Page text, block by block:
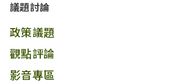
議題討論
政策議題
觀點評論
影音專區